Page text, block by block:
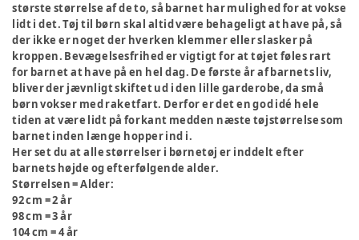
største størrelse af de to, så barnet har mulighed for at vokse
lidt i det. Tøj til børn skal altid være behageligt at have på, så
der ikke er noget der hverken klemmer eller slasker på
kroppen. Bevægelsesfrihed er vigtigt for at tøjet føles rart
for barnet at have på en hel dag. De første år af barnets liv,
bliver der jævnligt skiftet ud i den lille garderobe, da små
børn vokser med raketfart. Derfor er det en god idé hele
tiden at være lidt på forkant medden næste tøjstørrelse som
barnet inden længe hopper ind i.
Her set du at alle størrelser i børnetøj er inddelt efter
barnets højde og efterfølgende alder.
Størrelsen = Alder:
92 cm = 2 år
98 cm = 3 år
104 cm = 4 år